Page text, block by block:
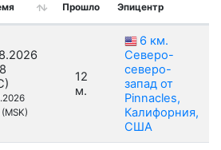
Прошло Эпицентр
12
м.
6 км.
Северо-
северо-
запад от
Pinnacles,
Калифорния,
США